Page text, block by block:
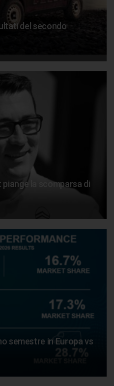
del secondo
la scomparsa di
semestre in Europa vs